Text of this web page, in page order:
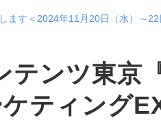
ます＜2024年11月20日（水）～
テンツ東京
ティング